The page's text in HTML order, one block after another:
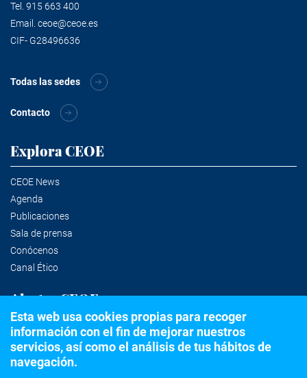
Tel. 915 663 400
Email. ceoe@ceoe.es
CIF- G28496636
Todas las sedes
Contacto
Explora CEOE
CEOE News
Agenda
Publicaciones
Sala de prensa
Conócenos
Canal Ético
Alertas CEOE
Suscríbete a la newsletter
Esta web usa cookies propias para recoger
información con el fin de mejorar nuestros
servicios, así como el análisis de tus hábitos de
navegación.